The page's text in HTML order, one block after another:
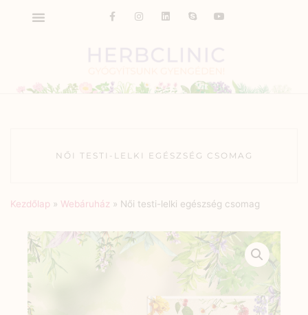
NŐI TESTI-LELKI EGÉSZSÉG CSOMAG
Kezdőlap » Webáruház » Női testi-lelki egészség csomag